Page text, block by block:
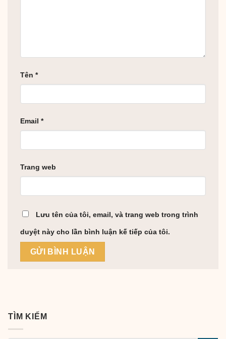
Tên *
Email *
Trang web
Lưu tên của tôi, email, và trang web trong trình
duyệt này cho lần bình luận kế tiếp của tôi.
TÌM KIẾM